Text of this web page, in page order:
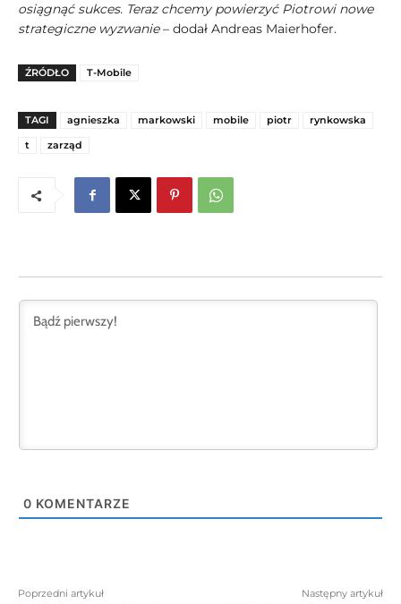
osiągnąć sukces. Teraz chcemy powierzyć Piotrowi nowe
strategiczne wyzwanie– dodał Andreas Maierhofer.
ŹRÓDŁO T-Mobile
TAGI agnieszka markowski mobile piotr
rynkowska
t
zarząd
0 KOMENTARZE
Poprzedni artykuł Następny artykuł